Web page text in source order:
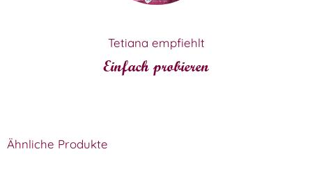
Tetiana empfiehlt
Einfach probieren
Ähnliche Produkte